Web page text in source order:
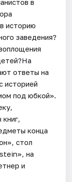
в
историю
заведения?
ответы на
историей
под юбкой».
конца
стол
на
и